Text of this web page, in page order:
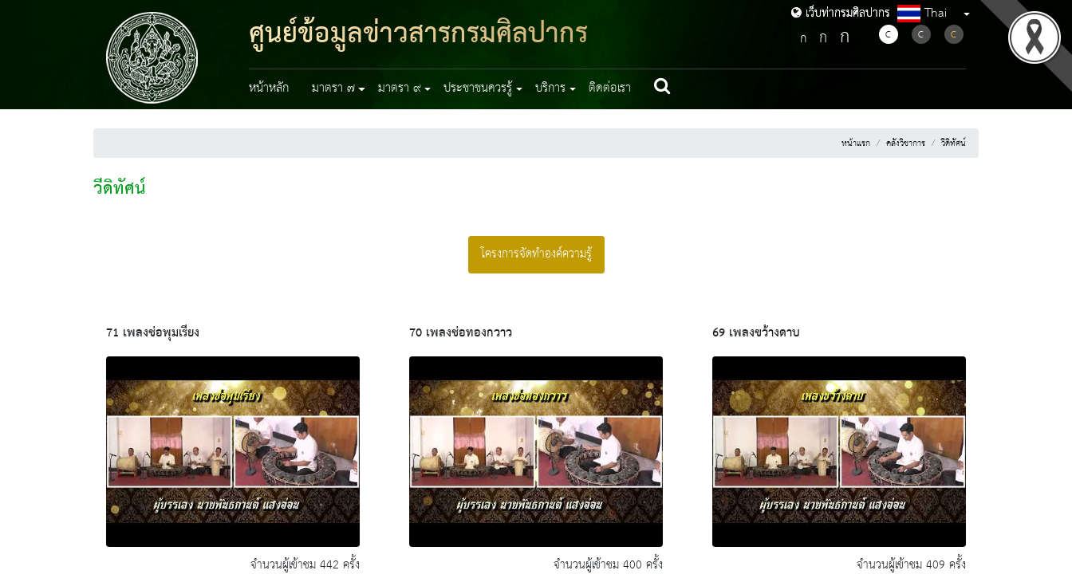
เว็บท่ากรมศิลปากร
ศูนย์ข้อมูลข่าวสารกรมศิลปากร เว็บท่ากรมศิลปากร Thai
ก ก ก C C C
หน้าหลัก มาตรา ๗ มาตรา ๙ ประชาชนควรรู้ บริการ ติดต่อเรา
หน้าแรก คลังวิชาการ วีดิทัศน์
วีดิทัศน์
โครงการจัดทำองค์ความรู้
71 เพลงช่อพุมเรียง
จำนวนผู้เข้าชม 442 ครั้ง
70 เพลงช่อทองกวาว
จำนวนผู้เข้าชม 400 ครั้ง
69 เพลงขว้างดาบ
จำนวนผู้เข้าชม 409 ครั้ง